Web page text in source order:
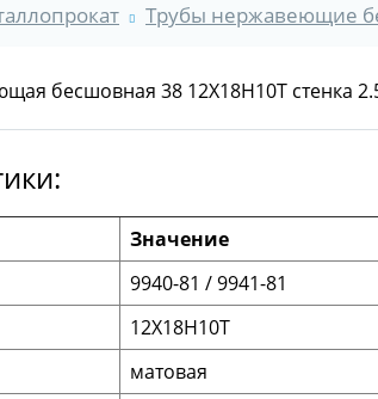
Трубы нержавеющие
Значение
9940-81 / 9941-81
12Х18Н10Т
матовая